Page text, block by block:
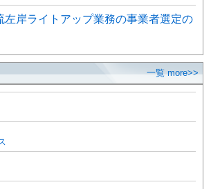
左岸ライトアップ業務の事業者選定の
一覧 more>>